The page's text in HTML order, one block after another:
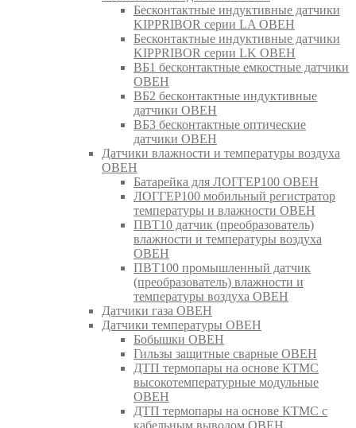
Бесконтактные индуктивные датчики
KIPPRIBOR серии LA ОВЕН
Бесконтактные индуктивные датчики
KIPPRIBOR серии LK ОВЕН
ВБ1 бесконтактные емкостные датчики
ОВЕН
ВБ2 бесконтактные индуктивные
датчики ОВЕН
ВБ3 бесконтактные оптические
датчики ОВЕН
Датчики влажности и температуры воздуха
ОВЕН
Батарейка для ЛОГГЕР100 ОВЕН
ЛОГГЕР100 мобильный регистратор
температуры и влажности ОВЕН
ПВТ10 датчик (преобразователь)
влажности и температуры воздуха
ОВЕН
ПВТ100 промышленный датчик
(преобразователь) влажности и
температуры воздуха ОВЕН
Датчики газа ОВЕН
Датчики температуры ОВЕН
Бобышки ОВЕН
Гильзы защитные сварные ОВЕН
ДТП термопары на основе КТМС
высокотемпературные модульные
ОВЕН
ДТП термопары на основе КТМС с
кабельным выводом ОВЕН